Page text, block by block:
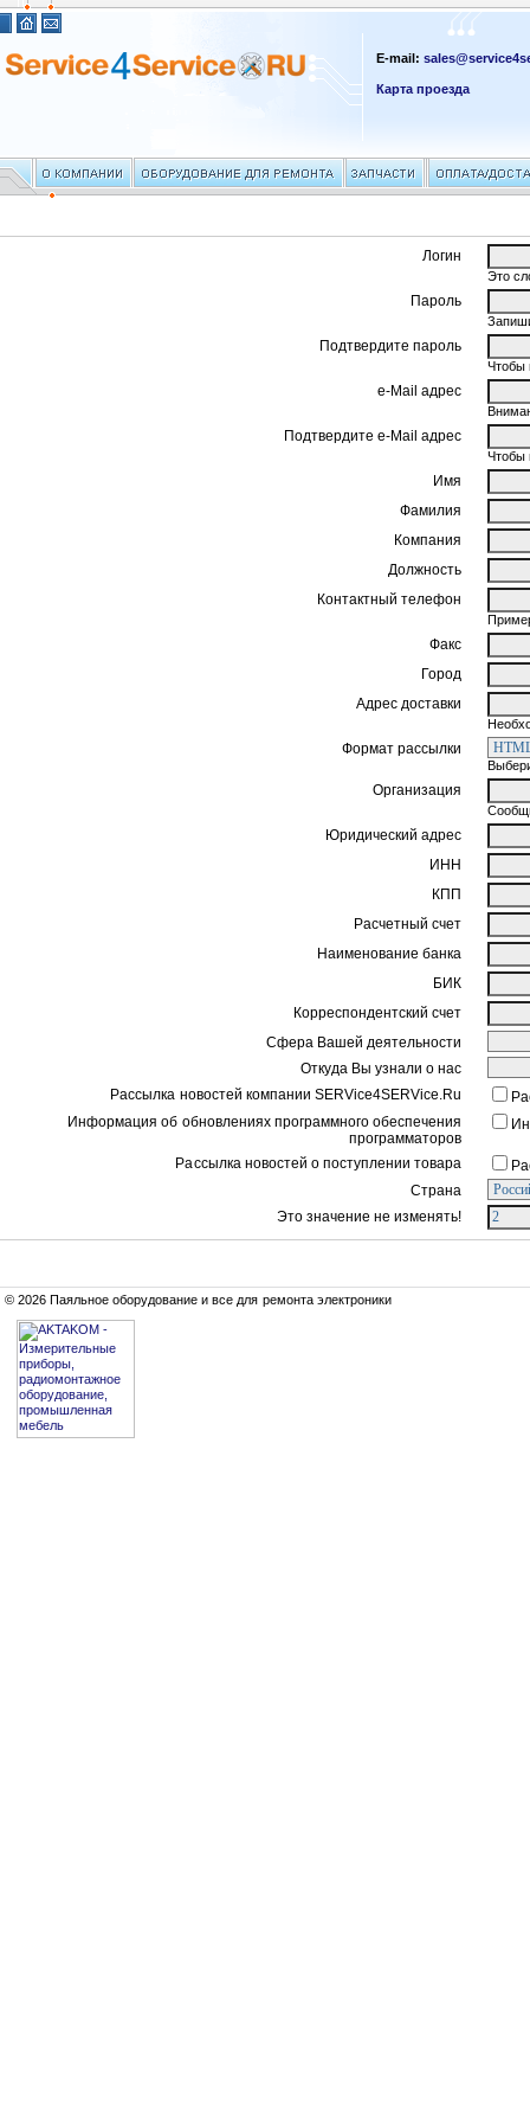
E-mail:
Карта проезда
Логин
Это
Пароль
Подтвердите пароль
Чтобы
e-Mail адрес
Подтвердите e-Mail адрес
Чтобы
Имя
Фамилия
Компания
Должность
Контактный телефон
Факс
Город
Адрес доставки
Формат рассылки
Организация
Юридический адрес
ИНН
КПП
Расчетный счет
Наименование банка
БИК
Корреспондентский счет
Сфера Вашей деятельности
Откуда Вы узнали о нас
Рассылка новостей компании SERVice4SERVice.Ru
Информация об обновлениях программного обеспечения
программаторов
Рассылка новостей о поступлении товара
Страна
Это значение не изменять!
© 2026 Паяльное оборудование и все для ремонта электроники